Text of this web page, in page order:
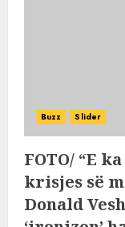
Buzz Slider
FOTO/ “E
krisjes së
Donald